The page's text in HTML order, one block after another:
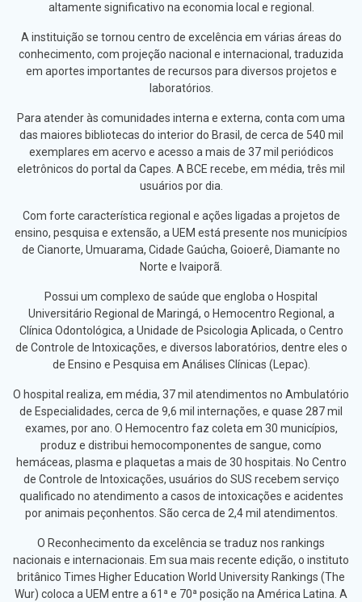
altamente significativo na economia local e regional.
A instituição se tornou centro de excelência em várias áreas do
conhecimento, com projeção nacional e internacional, traduzida
em aportes importantes de recursos para diversos projetos e
laboratórios.
Para atender às comunidades interna e externa, conta com uma
das maiores bibliotecas do interior do Brasil, de cerca de 540 mil
exemplares em acervo e acesso a mais de 37 mil periódicos
eletrônicos do portal da Capes. A BCE recebe, em média, três mil
usuários por dia.
Com forte característica regional e ações ligadas a projetos de
ensino, pesquisa e extensão, a UEM está presente nos municípios
de Cianorte, Umuarama, Cidade Gaúcha, Goioerê, Diamante no
Norte e Ivaiporã.
Possui um complexo de saúde que engloba o Hospital
Universitário Regional de Maringá, o Hemocentro Regional, a
Clínica Odontológica, a Unidade de Psicologia Aplicada, o Centro
de Controle de Intoxicações, e diversos laboratórios, dentre eles o
de Ensino e Pesquisa em Análises Clínicas (Lepac).
O hospital realiza, em média, 37 mil atendimentos no Ambulatório
de Especialidades, cerca de 9,6 mil internações, e quase 287 mil
exames, por ano. O Hemocentro faz coleta em 30 municípios,
produz e distribui hemocomponentes de sangue, como
hemáceas, plasma e plaquetas a mais de 30 hospitais. No Centro
de Controle de Intoxicações, usuários do SUS recebem serviço
qualificado no atendimento a casos de intoxicações e acidentes
por animais peçonhentos. São cerca de 2,4 mil atendimentos.
O Reconhecimento da excelência se traduz nos rankings
nacionais e internacionais. Em sua mais recente edição, o instituto
britânico Times Higher Education World University Rankings (The
Wur) coloca a UEM entre a 61ª e 70ª posição na América Latina. A